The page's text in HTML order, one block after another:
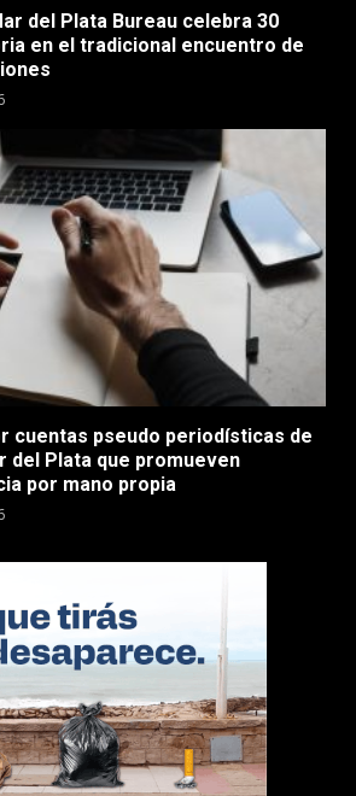
del Plata Bureau celebra 30
en el tradicional encuentro de
cuentas pseudo periodísticas de
del Plata que promueven
por mano propia